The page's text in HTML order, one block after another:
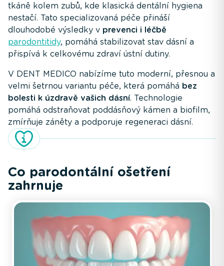
tkáně kolem zubů, kde klasická dentální hygiena
nestačí. Tato specializovaná péče přináší
dlouhodobé výsledky v prevenci i léčbě
parodontitidy, pomáhá stabilizovat stav dásní a
přispívá k celkovému zdraví ústní dutiny.
V DENT MEDICO nabízíme tuto moderní, přesnou a
velmi šetrnou variantu péče, která pomáhá bez
bolesti k úzdravě vašich dásní. Technologie
pomáhá odstraňovat poddásňový kámen a biofilm,
zmírňuje záněty a podporuje regeneraci dásní.
Co parodontální ošetření
zahrnuje